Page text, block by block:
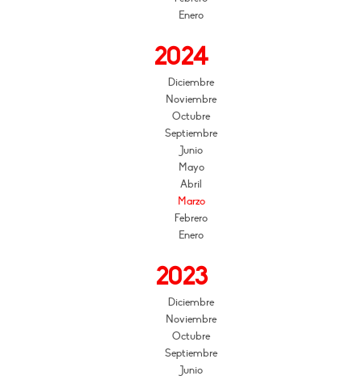
Enero
2024
Diciembre
Noviembre
Octubre
Septiembre
Junio
Mayo
Abril
Marzo
Febrero
Enero
2023
Diciembre
Noviembre
Octubre
Septiembre
Junio